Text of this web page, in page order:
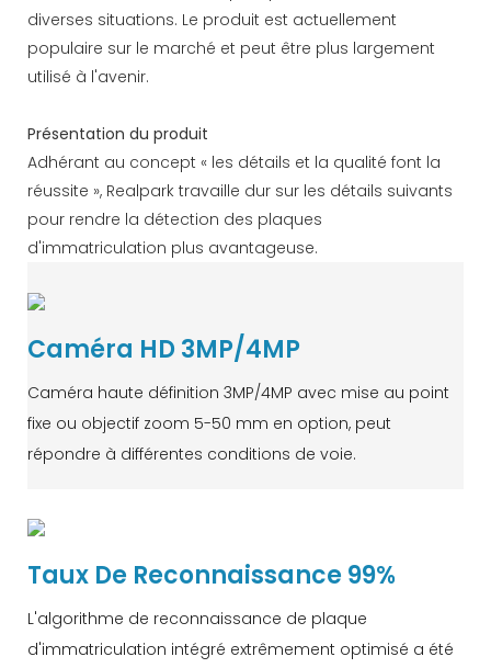
diverses situations. Le produit est actuellement
populaire sur le marché et peut être plus largement
utilisé à l'avenir.
Présentation du produit
Adhérant au concept « les détails et la qualité font la
réussite », Realpark travaille dur sur les détails suivants
pour rendre la détection des plaques
d'immatriculation plus avantageuse.
Caméra HD 3MP/4MP
Caméra haute définition 3MP/4MP avec mise au point
fixe ou objectif zoom 5-50 mm en option, peut
répondre à différentes conditions de voie.
Taux De Reconnaissance 99%
L'algorithme de reconnaissance de plaque
d'immatriculation intégré extrêmement optimisé a été